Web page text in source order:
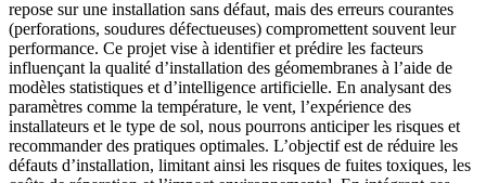
repose sur une installation sans défaut, mais des erreurs courantes
(perforations, soudures défectueuses) compromettent souvent leur
performance. Ce projet vise à identifier et prédire les facteurs
influençant la qualité d’installation des géomembranes à l’aide de
modèles statistiques et d’intelligence artificielle. En analysant des
paramètres comme la température, le vent, l’expérience des
installateurs et le type de sol, nous pourrons anticiper les risques et
recommander des pratiques optimales. L’objectif est de réduire les
défauts d’installation, limitant ainsi les risques de fuites toxiques, les